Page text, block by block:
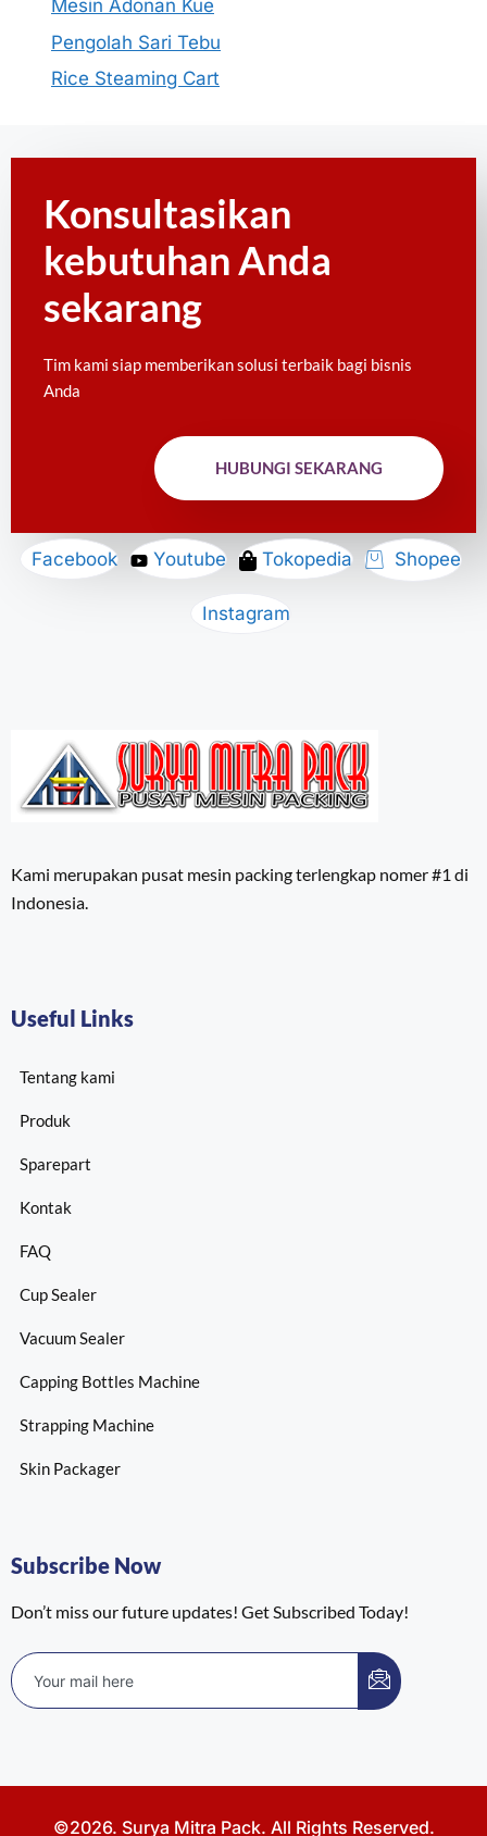
Mesin Adonan Kue
Pengolah Sari Tebu
Rice Steaming Cart
Konsultasikan
kebutuhan Anda
sekarang
Tim kami siap memberikan solusi terbaik bagi bisnis
Anda
HUBUNGI SEKARANG
Facebook Youtube Tokopedia Shopee
Instagram
Kami merupakan pusat mesin packing terlengkap nomer #1 di
Indonesia.
Useful Links
Tentang kami
Produk
Sparepart
Kontak
FAQ
Cup Sealer
Vacuum Sealer
Capping Bottles Machine
Strapping Machine
Skin Packager
Subscribe Now
Don’t miss our future updates! Get Subscribed Today!
©2026. Surya Mitra Pack. All Rights Reserved.